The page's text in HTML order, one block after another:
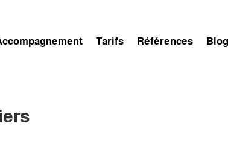
Tarifs Références Blog